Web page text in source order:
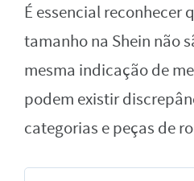
É essencial reconhecer
tamanho na Shein não
mesma indicação de
podem existir
categorias e peças de